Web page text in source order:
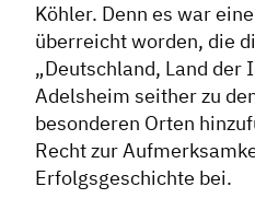
Köhler. Denn es war
überreicht worden, die
„Deutschland, Land der
Adelsheim seither zu
besonderen Orten
Recht zur
Erfolgsgeschichte bei.